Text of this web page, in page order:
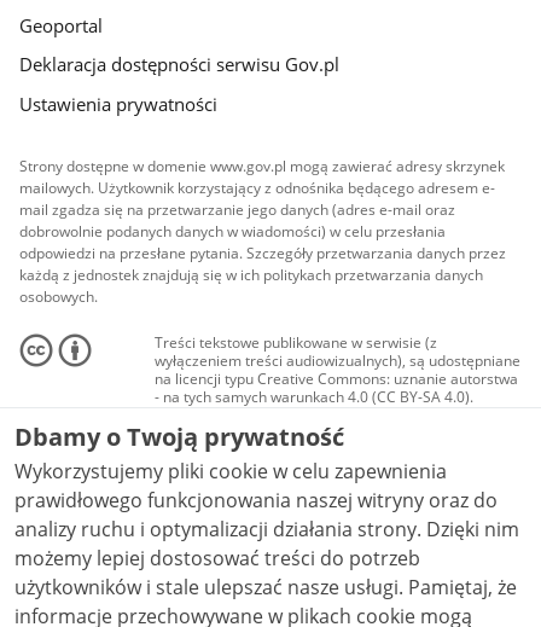
Geoportal
Deklaracja dostępności serwisu Gov.pl
Ustawienia prywatności
Strony dostępne w domenie www.gov.pl mogą zawierać adresy skrzynek
mailowych. Użytkownik korzystający z odnośnika będącego adresem e-
mail zgadza się na przetwarzanie jego danych (adres e-mail oraz
dobrowolnie podanych danych w wiadomości) w celu przesłania
odpowiedzi na przesłane pytania. Szczegóły przetwarzania danych przez
każdą z jednostek znajdują się w ich politykach przetwarzania danych
osobowych.
Treści tekstowe publikowane w serwisie (z
wyłączeniem treści audiowizualnych), są udostępniane
na licencji typu Creative Commons: uznanie autorstwa
- na tych samych warunkach 4.0 (CC BY-SA 4.0).
Materiały audiowizualne, w tym zdjęcia, materiały
audio i wideo, są udostępniane na licencji typu
Creative Commons: uznanie autorstwa użycie
niekomercyjne - bez utworów zależnych 4.0 (CC BY-
NC-ND 4.0), o ile nie jest to stwierdzone inaczej.
Dbamy o Twoją prywatność
Wykorzystujemy pliki cookie w celu zapewnienia
prawidłowego funkcjonowania naszej witryny oraz do
analizy ruchu i optymalizacji działania strony. Dzięki nim
możemy lepiej dostosować treści do potrzeb
użytkowników i stale ulepszać nasze usługi. Pamiętaj, że
informacje przechowywane w plikach cookie mogą